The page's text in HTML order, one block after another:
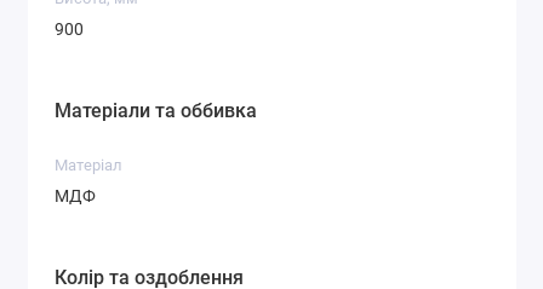
900
Матеріали та оббивка
Матеріал
МДФ
Колір та оздоблення